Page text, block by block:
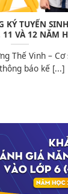
TUYỂN
VÀ 12 NĂM
Thế Vinh –
báo kế [...]